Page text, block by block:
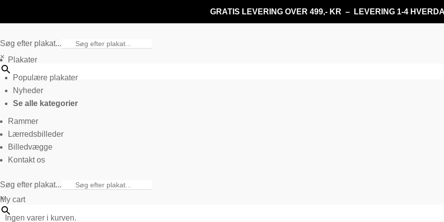
GRATIS LEVERING OVER 499,- KR – LEVERING 1-4
Søg efter plakat...
× Plakater
Populære plakater
Nyheder
Se alle kategorier
Rammer
Lærredsbilleder
Billedvægge
Kontakt os
Søg efter plakat...
×
My cart
Ingen varer i kurven.